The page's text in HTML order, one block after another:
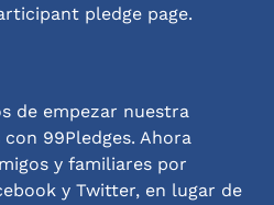
pledge page.
de empezar nuestra
99Pledges. Ahora
y familiares por
y Twitter, en lugar de